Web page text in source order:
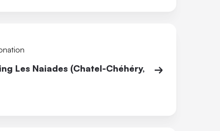
Les Naiades (Chatel-Chéhéry,